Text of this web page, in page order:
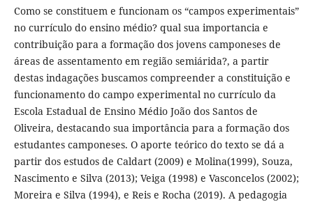
Como se constituem e funcionam os “campos experimentais”
no currículo do ensino médio? qual sua importancia e
contribuição para a formação dos jovens camponeses de
áreas de assentamento em região semiárida?, a partir
destas indagações buscamos compreender a constituição e
funcionamento do campo experimental no currículo da
Escola Estadual de Ensino Médio João dos Santos de
Oliveira, destacando sua importância para a formação dos
estudantes camponeses. O aporte teórico do texto se dá a
partir dos estudos de Caldart (2009) e Molina(1999), Souza,
Nascimento e Silva (2013); Veiga (1998) e Vasconcelos (2002);
Moreira e Silva (1994), e Reis e Rocha (2019). A pedagogia